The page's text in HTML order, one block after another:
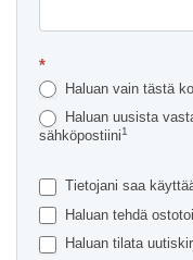
*
Haluan vain tästä
Haluan uusista
sähköpostiini1
Tietojani saa
Haluan tehdä
Haluan tilata